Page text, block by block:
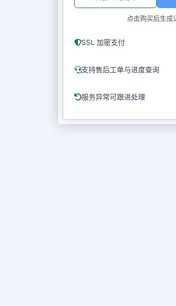
点击购买后生成
SSL 加密支付
支持售后工单与进度查询
服务异常可跟进处理